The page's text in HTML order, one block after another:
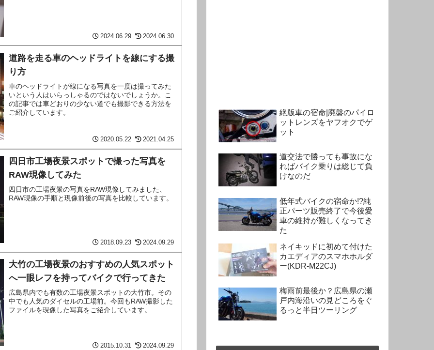
2024.06.29 2024.06.30
道路を走る車のヘッドライトを線にする撮
り方
車のヘッドライトが線になる写真を一度は撮ってみた
いという人はいらっしゃるのではないでしょうか。こ
の記事では車どおりの少ない道でも撮影できる方法を
ご紹介しています。
2020.05.22 2021.04.25
四日市工場夜景スポットで撮った写真を
RAW現像してみた
四日市の工場夜景の写真をRAW現像してみました、
RAW現像の手順と現像前後の写真を比較しています。
2018.09.23 2024.09.29
大竹の工場夜景のおすすめの人気スポット
へ一眼レフを持ってバイクで行ってきた
広島県内でも有数の工場夜景スポットの大竹市。その
中でも人気のダイセルの工場前。今回もRAW撮影した
ファイルを現像した写真をご紹介しています。
2015.10.31 2024.09.29
絶版車の宿命|廃盤のパイロ
ットレンズをヤフオクでゲ
ット
道交法で勝っても事故にな
ればバイク乗りは総じて負
けなのだ
低年式バイクの宿命か!?純
正パーツ販売終了で今後愛
車の維持が難しくなってき
た
ネイキッドに初めて付けた
カエディアのスマホホルダ
ー(KDR-M22CJ)
梅雨前最後か？広島県の瀬
戸内海沿いの見どころをぐ
るっと半日ツーリング